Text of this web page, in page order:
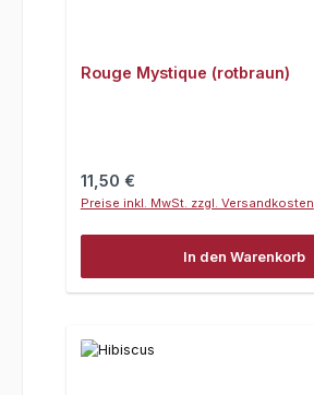
Rouge Mystique (rotbraun)
Regulärer Preis:
11,50 €
Preise inkl. MwSt. zzgl. Versandkosten
In den Warenkorb